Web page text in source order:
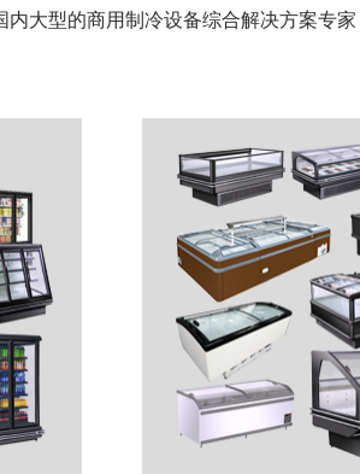
内大型的商用制冷设备综合解决方案专家